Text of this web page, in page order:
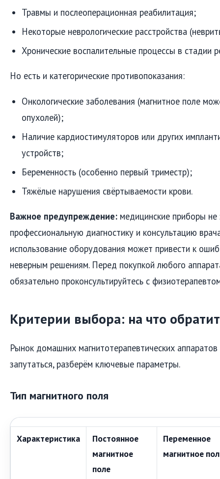
Травмы и послеоперационная реабилитация;
Некоторые неврологические расстройства
Хронические воспалительные процессы в стадии
Но есть и категорические противопоказания:
Онкологические заболевания (магнитное поле
опухолей);
Наличие кардиостимуляторов или других
устройств;
Беременность (особенно первый триместр);
Тяжёлые нарушения свёртываемости крови.
Важное предупреждение: медицинские приборы
профессиональную диагностику и консультацию
использование оборудования может привести к
неверным решениям. Перед покупкой любого
обязательно проконсультируйтесь с
Критерии выбора: на что
Рынок домашних магнитотерапевтических
запутаться, разберём ключевые параметры.
Тип магнитного поля
Характеристика
Постоянное
магнитное
поле
Переменное
магнитное